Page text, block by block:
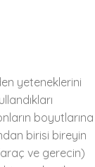
yeteneklerini
boyutlarına
birisi bireyin
(araç ve gerecin)